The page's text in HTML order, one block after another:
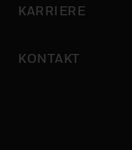
KARRIERE
KONTAKT